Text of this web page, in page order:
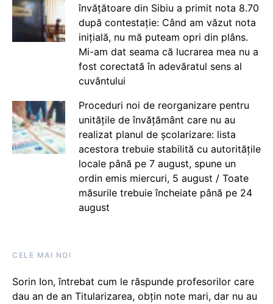
învățătoare din Sibiu a primit nota 8.70
după contestație: Când am văzut nota
inițială, nu mă puteam opri din plâns.
Mi-am dat seama că lucrarea mea nu a
fost corectată în adevăratul sens al
cuvântului
Proceduri noi de reorganizare pentru
unitățile de învățământ care nu au
realizat planul de școlarizare: lista
acestora trebuie stabilită cu autoritățile
locale până pe 7 august, spune un
ordin emis miercuri, 5 august / Toate
măsurile trebuie încheiate până pe 24
august
CELE MAI NOI
Sorin Ion, întrebat cum le răspunde profesorilor care
dau an de an Titularizarea, obțin note mari, dar nu au